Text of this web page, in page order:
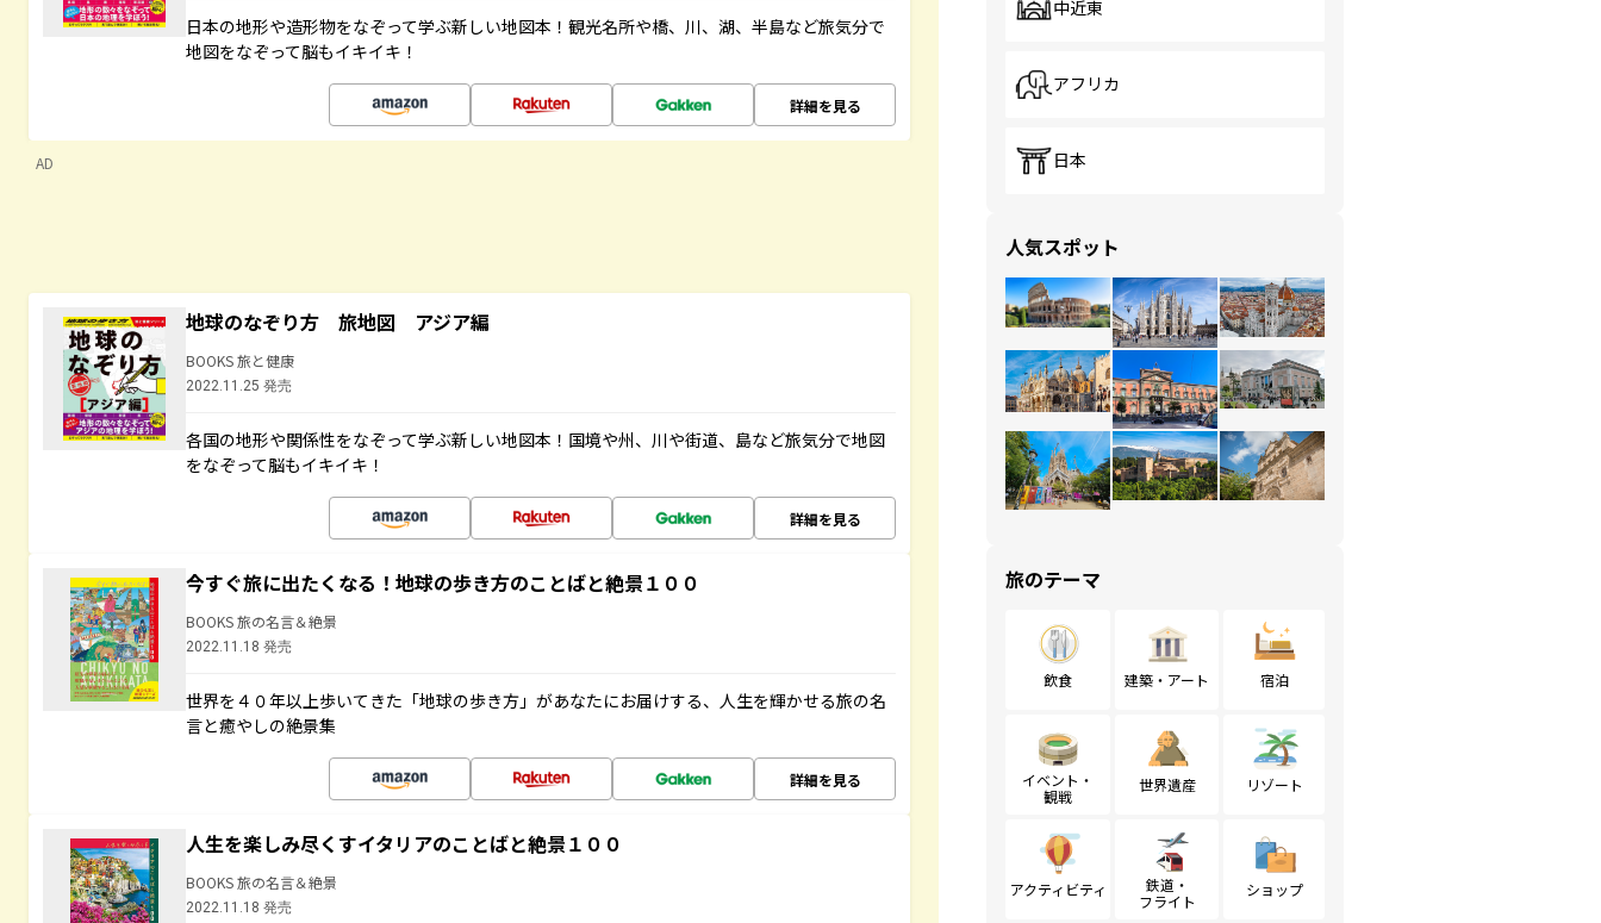
日本の地形や造形物をなぞって学ぶ新しい地図本！観光名所や橋、川、湖、半島など旅気分で
地図をなぞって脳もイキイキ！
詳細を見る
AD
地球のなぞり方 旅地図 アジア編
BOOKS 旅と健康
2022.11.25 発売
各国の地形や関係性をなぞって学ぶ新しい地図本！国境や州、川や街道、島など旅気分で地図
をなぞって脳もイキイキ！
詳細を見る
今すぐ旅に出たくなる！地球の歩き方のことばと絶景１００
BOOKS 旅の名言＆絶景
2022.11.18 発売
世界を４０年以上歩いてきた「地球の歩き方」があなたにお届けする、人生を輝かせる旅の名
言と癒やしの絶景集
詳細を見る
人生を楽しみ尽くすイタリアのことばと絶景１００
BOOKS 旅の名言＆絶景
2022.11.18 発売
中近東
アフリカ
日本
人気スポット
旅のテーマ
飲食 建築・アート 宿泊
イベント・
観戦
世界遺産 リゾート
アクティビティ
鉄道・
フライト
ショップ